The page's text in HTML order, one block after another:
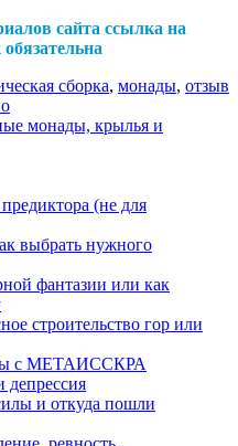
сайта ссылка на
сборка, монады, отзыв
монады, крылья и
(не для
выбрать нужного
фантазии или как
строительство гор или
с МЕТАИССКРА
депрессия
и откуда пошли